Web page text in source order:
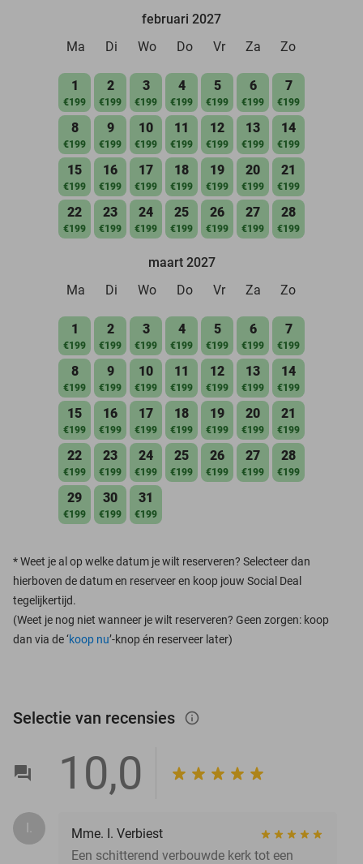
februari 2027
Ma
Di Wo Do Vr Za Zo
1
€199
2
€199
3
€199
4
€199
5
€199
6
€199
7
€199
8
€199
9
€199
10
€199
11
€199
12
€199
13
€199
14
€199
15
€199
16
€199
17
€199
18
€199
19
€199
20
€199
21
€199
22
€199
23
€199
24
€199
25
€199
26
€199
27
€199
28
€199
maart 2027
Ma
Di Wo Do Vr Za Zo
1
€199
2
€199
3
€199
4
€199
5
€199
6
€199
7
€199
8
€199
9
€199
10
€199
11
€199
12
€199
13
€199
14
€199
15
€199
16
€199
17
€199
18
€199
19
€199
20
€199
21
€199
22
€199
23
€199
24
€199
25
€199
26
€199
27
€199
28
€199
29
€199
30
€199
31
€199
*Weet je al op welke datum je wilt reserveren? Selecteer dan
hierboven de datum en reserveer en koop jouw Social Deal
tegelijkertijd.
(Weet je nog niet wanneer je wilt reserveren? Geen zorgen: koop
dan via de ‘koop nu’-knop én reserveer later)
Selectie van recensies info_outlined
10,0
I.
Mme. I. Verbiest
Een schitterend verbouwde kerk tot een